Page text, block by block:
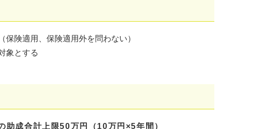
険適用、保険適用外を問わない）
象とする
成合計上限50万円（10万円×5年間）